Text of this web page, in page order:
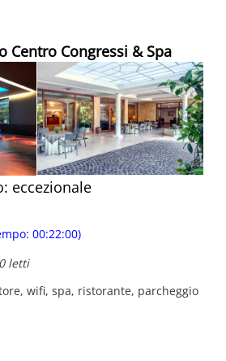
Centro Congressi & Spa
eccezionale
00:22:00)
letti
wifi, spa, ristorante, parcheggio